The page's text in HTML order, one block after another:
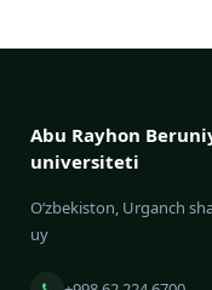
Abu Rayhon
universiteti
O‘zbekiston, Urganch
uy